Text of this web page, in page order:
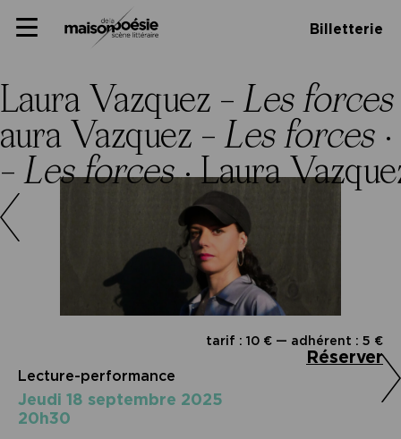
Panneau de gestion des cookies
to
Primary
Billetterie
Laura Vazquez – Les forces
Vazquez – Les forces ·
Les forces·Laura
tarif : 10 € — adhérent : 5 €
Réserver
Lecture-performance
jeudi 18 septembre 2025
20h30